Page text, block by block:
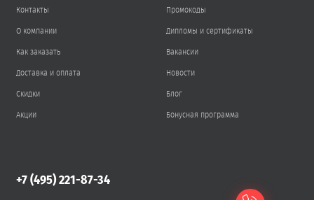
Контакты
О компании
Как заказать
Доставка и оплата
Скидки
Акции
Промокоды
Дипломы и сертификаты
Вакансии
Новости
Блог
Бонусная программа
+7 (495) 221-87-34